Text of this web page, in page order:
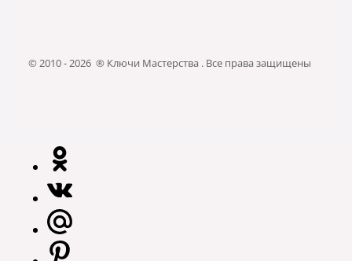
© 2010 - 2026 ® Ключи Мастерства . Все права защищены